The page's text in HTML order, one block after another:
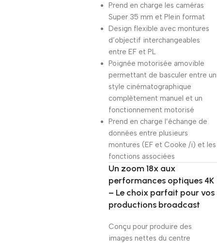
Prend en charge les caméras
Super 35 mm et Plein format
Design flexible avec montures
d’objectif interchangeables
entre EF et PL
Poignée motorisée amovible
permettant de basculer entre un
style cinématographique
complètement manuel et un
fonctionnement motorisé
Prend en charge l’échange de
données entre plusieurs
montures (EF et Cooke /i) et les
fonctions associées
Un zoom 18x aux
performances optiques 4K
– Le choix parfait pour vos
productions broadcast
Conçu pour produire des
images nettes du centre